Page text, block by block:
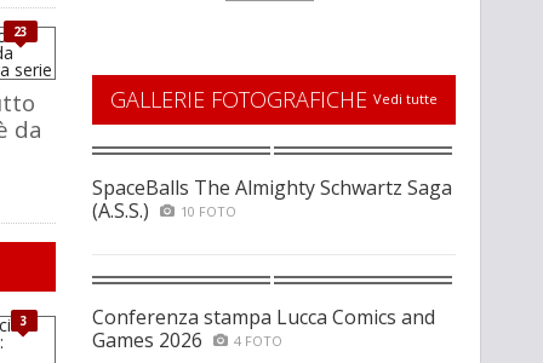
23
da
3
GALLERIE FOTOGRAFICHE Vedi tutte
SpaceBalls The Almighty Schwartz Saga
(A.S.S.)
10 FOTO
Conferenza stampa Lucca Comics and
Games 2026
4 FOTO